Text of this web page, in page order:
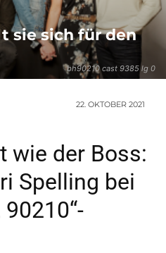
bh90210 cast 9385 lg 0
sie sich für den
22. OKTOBER 2021
wie der Boss:
Spelling bei